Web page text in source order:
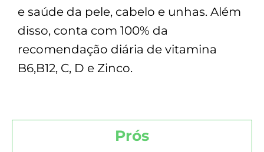
e saúde da pele, cabelo e unhas. Além
disso, conta com 100% da
recomendação diária de vitamina
B6,B12, C, D e Zinco.
Prós